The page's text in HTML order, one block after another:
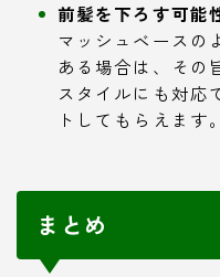
前髪を下ろす可能
マッシュベースの
ある場合は、その
スタイルにも対応
トしてもらえます。
まとめ